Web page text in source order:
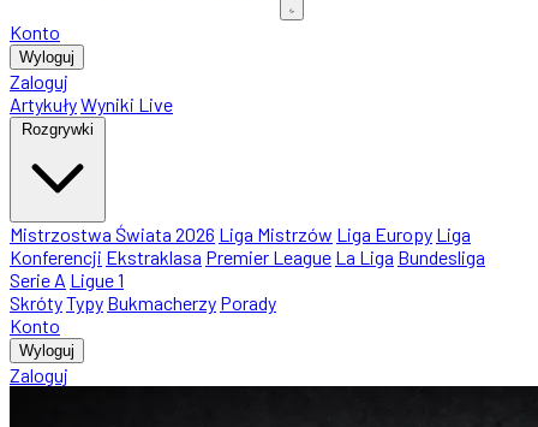
Konto
Wyloguj
Zaloguj
ArtykułyWyniki Live
Rozgrywki
Mistrzostwa Świata 2026 Liga Mistrzów Liga Europy Liga
Konferencji Ekstraklasa Premier League La Liga Bundesliga
Serie A Ligue 1
SkrótyTypy Bukmacherzy Porady
Konto
Wyloguj
Zaloguj